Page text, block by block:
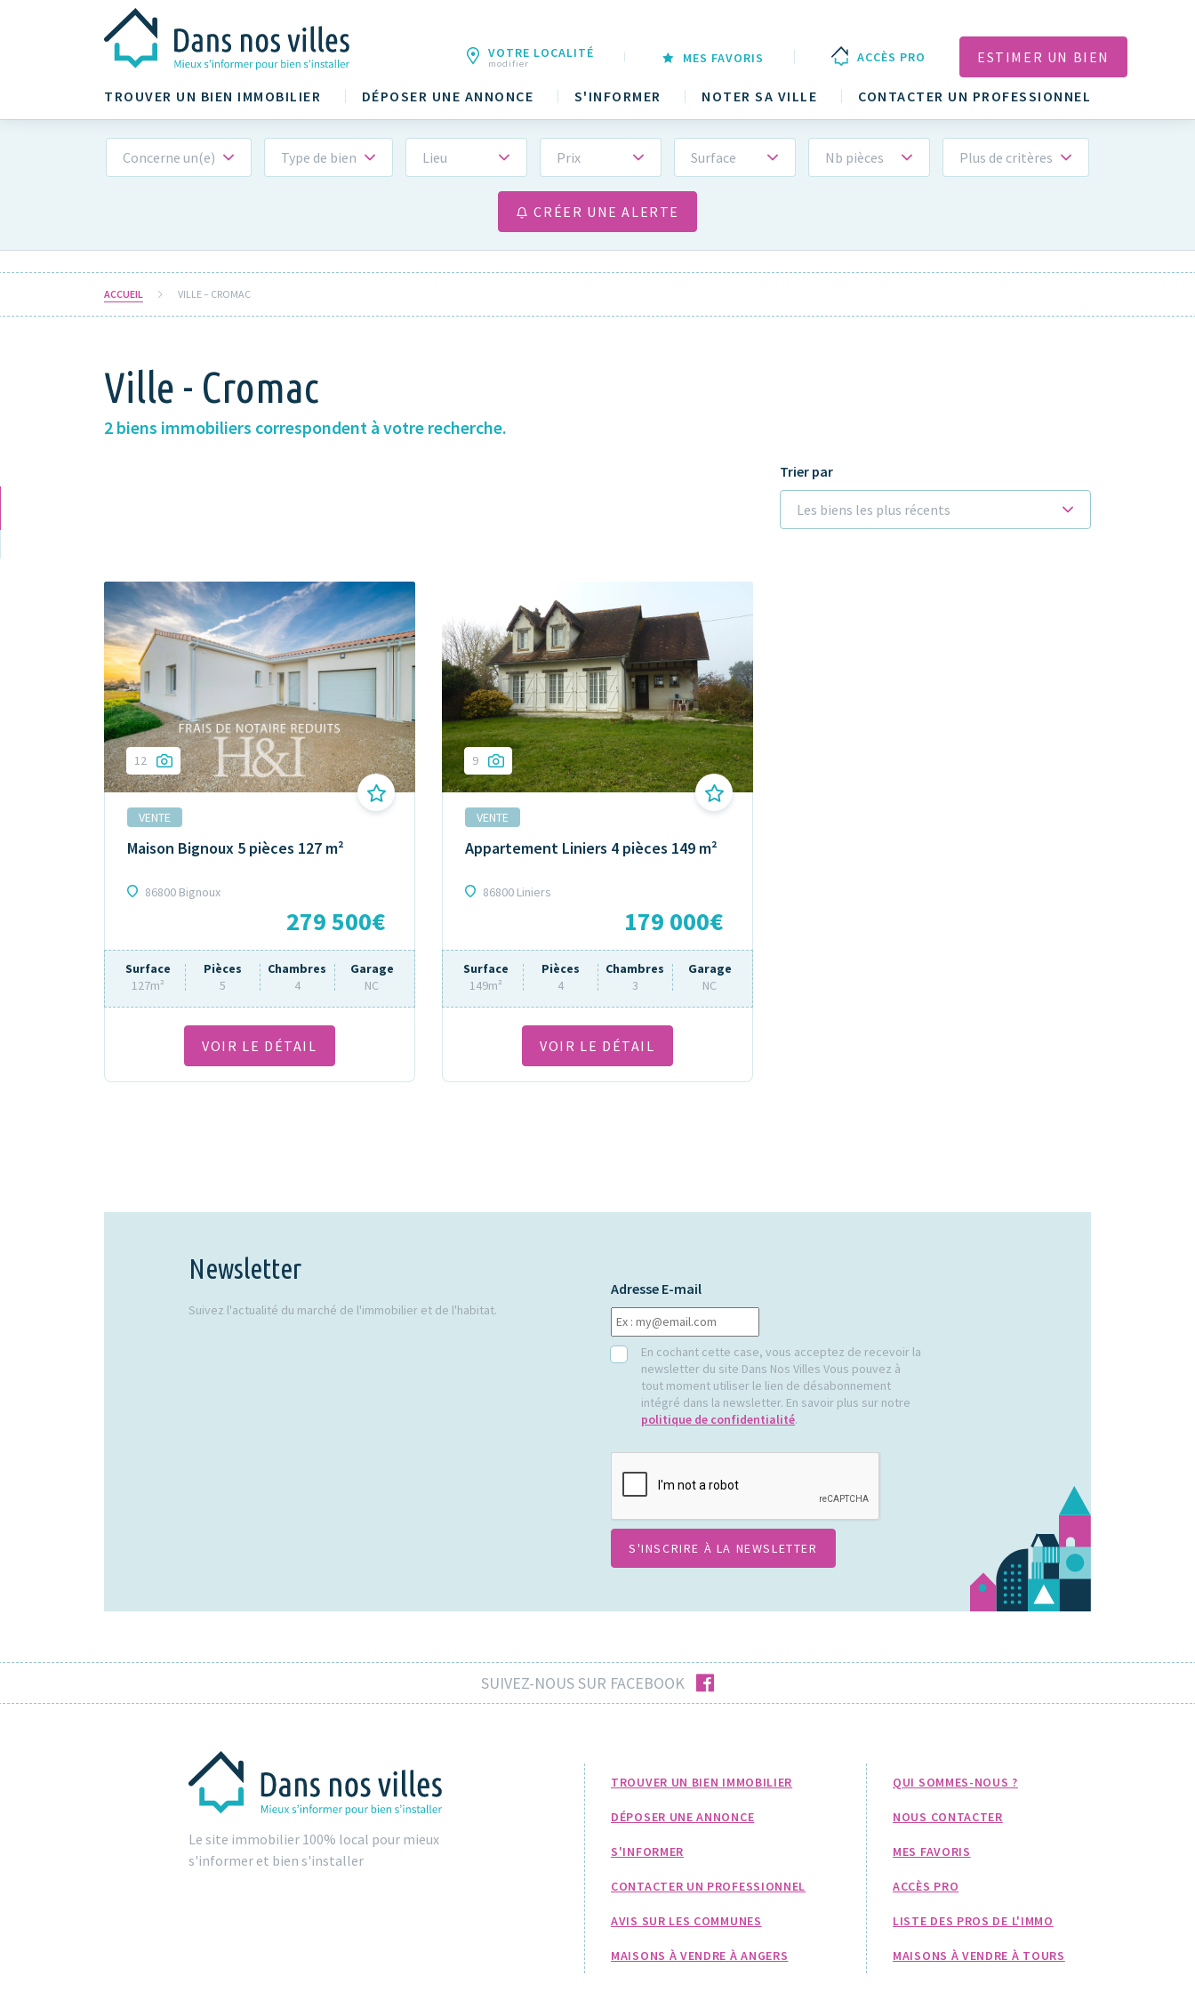
TROUVER UN BIEN IMMOBILIER DÉPOSER UNE ANNONCE S'INFORMER NOTER SA VILLE CONTACTER UN PROFESSIONNEL
VOTRE LOCALITÉ
modifier MES FAVORIS ACCÈS PRO ESTIMER UN BIEN
Concerne un(e) Type de bien Lieu Prix Surface Nb pièces Plus de critères
CRÉER UNE ALERTE
ACCUEIL VILLE – CROMAC
Ville - Cromac
2 biens immobiliers correspondent à votre recherche.
Trier par
Les biens les plus récents
12
VENTE
Maison Bignoux 5 pièces 127 m²
86800 Bignoux
279 500€
Surface
127m²
Pièces
5
Chambres
4
Garage
NC
VOIR LE DÉTAIL
9
VENTE
Appartement Liniers 4 pièces 149 m²
86800 Liniers
179 000€
Surface
149m²
Pièces
4
Chambres
3
Garage
NC
VOIR LE DÉTAIL
Newsletter
Suivez l'actualité du marché de l'immobilier et de l'habitat.
Adresse E-mail
RGPDEn cochant cette case, vous acceptez de recevoir la
newsletter du site Dans Nos Villes Vous pouvez à
tout moment utiliser le lien de désabonnement
intégré dans la newsletter. En savoir plus sur notre
politique de confidentialité.
SUIVEZ-NOUS SUR FACEBOOK facebook
Le site immobilier 100% local pour mieux
s'informer et bien s'installer
TROUVER UN BIEN IMMOBILIER
DÉPOSER UNE ANNONCE
S'INFORMER
CONTACTER UN PROFESSIONNEL
AVIS SUR LES COMMUNES
MAISONS À VENDRE À ANGERS
QUI SOMMES-NOUS ?
NOUS CONTACTER
MES FAVORIS
ACCÈS PRO
LISTE DES PROS DE L'IMMO
MAISONS À VENDRE À TOURS